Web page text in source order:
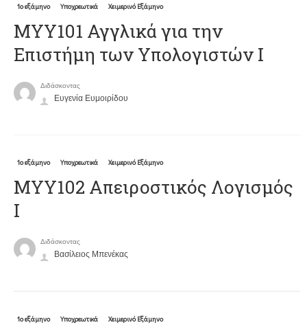
1ο εξάμηνο Υποχρεωτικά Χειμερινό Εξάμηνο
ΜΥΥ101 Αγγλικά για την
Επιστήμη των Υπολογιστών Ι
Διδάσκοντας
Ευγενία Ευμοιρίδου
1ο εξάμηνο Υποχρεωτικά Χειμερινό Εξάμηνο
MYY102 Απειροστικός Λογισμός
Ι
Διδάσκοντας
Βασίλειος Μπενέκας
1ο εξάμηνο Υποχρεωτικά Χειμερινό Εξάμηνο